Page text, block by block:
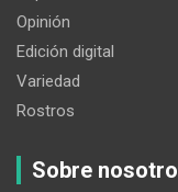
Opinión
Edición digital
Variedad
Rostros
Sobre